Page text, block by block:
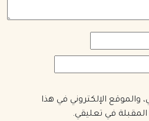
والموقع الإلكتروني في هذا
في تعليقي.